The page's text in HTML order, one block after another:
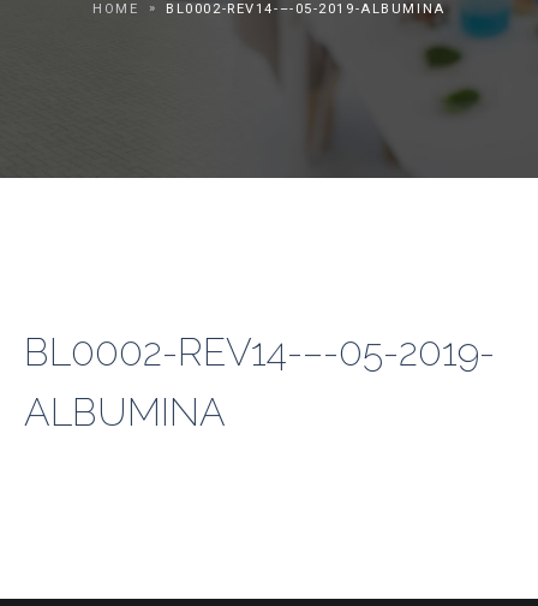
HOME BL0002-REV14-–-05-2019-ALBUMINA
BL0002-REV14-–-05-2019-
ALBUMINA